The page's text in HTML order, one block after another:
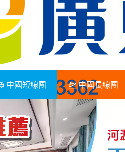
中國短線團 中國長線團